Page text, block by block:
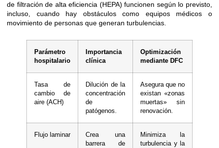
de filtración de alta eficiencia (HEPA) funcionen según lo previsto,
incluso, cuando hay obstáculos como equipos médicos o
movimiento de personas que generan turbulencias.
Parámetro
hospitalario
Importancia
clínica
Optimización
mediante DFC
Tasa de
cambio de
aire (ACH)
Dilución de la
concentración
de
patógenos.
Asegura que no
existan «zonas
muertas» sin
renovación.
Flujo laminar
Crea una
barrera de
Minimiza la
turbulencia y la